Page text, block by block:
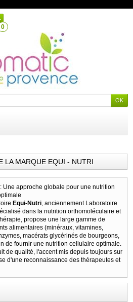
0
LA MARQUE EQUI - NUTRI
Une approche globale pour une nutrition
Equi-Nutri, anciennement Laboratoire
dans la nutrition orthomoléculaire et
propose une large gamme de
alimentaires (minéraux, vitamines,
macérats glycérinés de bourgeons,
de fournir une nutrition cellulaire optimale.
de qualité, l'accent mis depuis toujours sur
d'une reconnaissance des thérapeutes et